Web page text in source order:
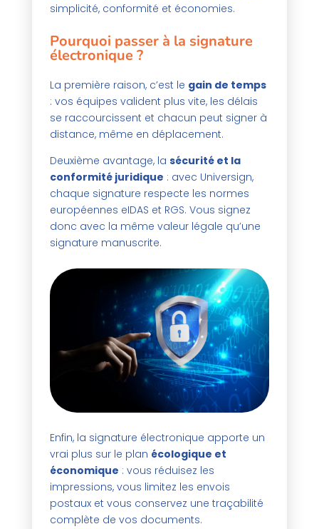
simplicité, conformité et économies.
Pourquoi passer à la signature
électronique ?
La première raison, c’est le gain de temps
: vos équipes valident plus vite, les délais
se raccourcissent et chacun peut signer à
distance, même en déplacement.
Deuxième avantage, la sécurité et la
conformité juridique : avec Universign,
chaque signature respecte les normes
européennes eIDAS et RGS. Vous signez
donc avec la même valeur légale qu’une
signature manuscrite.
Enfin, la signature électronique apporte un
vrai plus sur le plan écologique et
économique : vous réduisez les
impressions, vous limitez les envois
postaux et vous conservez une traçabilité
complète de vos documents.